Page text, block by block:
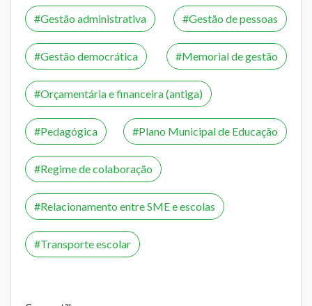
Gestão administrativa Gestão de pessoas
Gestão democrática Memorial de gestão
Orçamentária e financeira (antiga)
Pedagógica Plano Municipal de Educação
Regime de colaboração
Relacionamento entre SME e escolas
Transporte escolar